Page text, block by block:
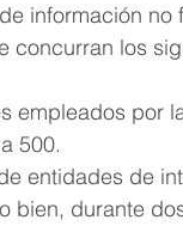
información no
concurran los
empleados por
500.
entidades de
bien, durante